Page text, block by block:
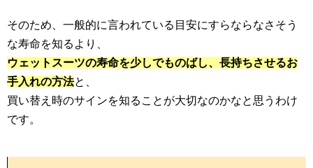
そのため、一般的に言われている目安にすらならなさそう
な寿命を知るより、
ウェットスーツの寿命を少しでものばし、長持ちさせるお
手入れの方法と、
買い替え時のサインを知ることが大切なのかなと思うわけ
です。